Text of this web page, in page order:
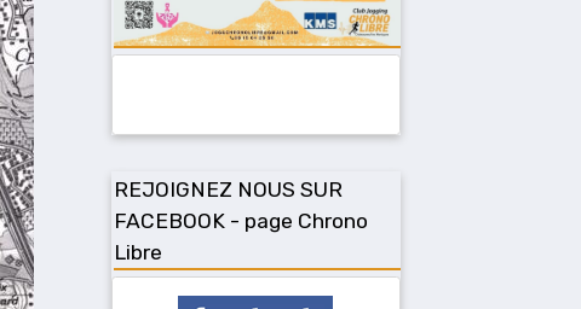
REJOIGNEZ NOUS SUR
FACEBOOK - page Chrono
Libre